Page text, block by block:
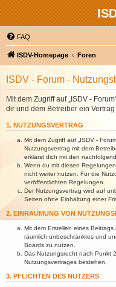
FAQ
ISDV-Homepage Foren
ISDV - Forum -
Mit dem Zugriff auf „ISDV -
dir und dem Betreiber ein
1. NUTZUNGSVERTRAG
Mit dem Zugriff auf „ISDV -
Nutzungsvertrag mit dem
erklärst dich mit den
Wenn du mit diesen
nicht weiter nutzen. Für die
veröffentlichten Regelungen.
Der Nutzungsvertrag wird auf
Seiten ohne Einhaltung einer
2. EINRÄUMUNG VON
Mit dem Erstellen eines
räumlich unbeschränktes und
Boards zu nutzen.
Das Nutzungsrecht nach Punkt
Nutzungsvertrages bestehen.
3. PFLICHTEN DES NUTZERS